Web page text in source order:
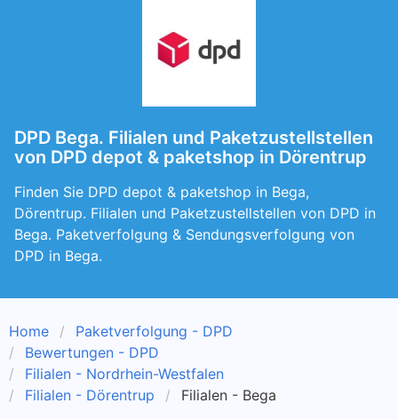
DPD Bega. Filialen und Paketzustellstellen
von DPD depot & paketshop in Dörentrup
Finden Sie DPD depot & paketshop in Bega,
Dörentrup. Filialen und Paketzustellstellen von DPD in
Bega. Paketverfolgung & Sendungsverfolgung von
DPD in Bega.
Home
Paketverfolgung - DPD
Bewertungen - DPD
Filialen - Nordrhein-Westfalen
Filialen - Dörentrup
Filialen - Bega